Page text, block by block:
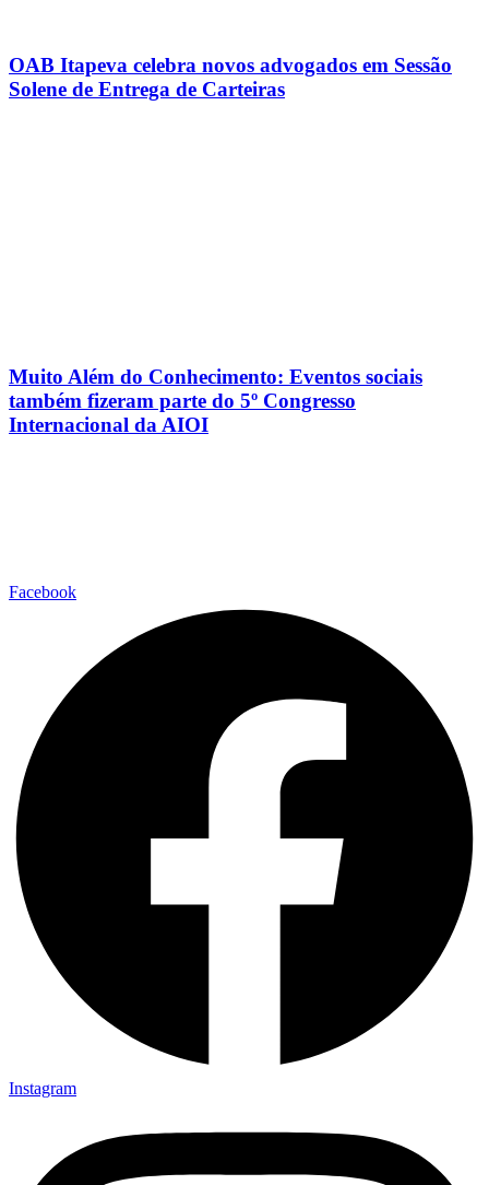
OAB Itapeva celebra novos advogados em Sessão
Solene de Entrega de Carteiras
Muito Além do Conhecimento: Eventos sociais
também fizeram parte do 5º Congresso
Internacional da AIOI
Facebook
Instagram